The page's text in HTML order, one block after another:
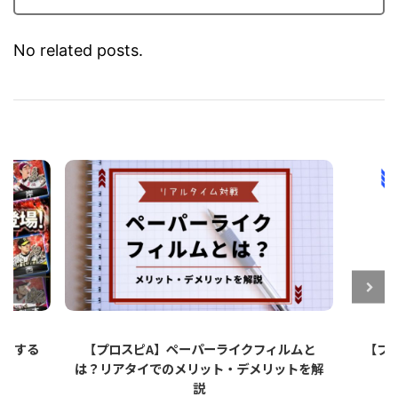
No related posts.
する
【プロスピA】ペーパーライクフィルムと
は？リアタイでのメリット・デメリットを解
説
【